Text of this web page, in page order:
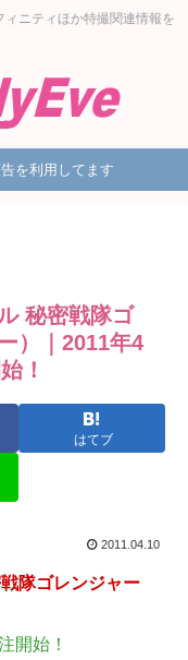
ニティほか特撮関連情報を
を利用してます
秘密戦隊ゴ
）｜2011年4
！
はてブ
2011.04.10
隊ゴレンジャー
開始！